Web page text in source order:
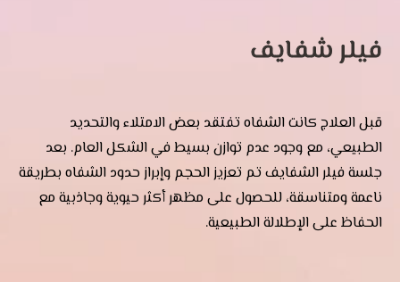
فيلر شفايف
قبل العلاج كانت الشفاه تفتقد بعض الامتلاء والتحديد
الطبيعي، مع وجود عدم توازن بسيط في الشكل العام. بعد
جلسة فيلر الشفايف تم تعزيز الحجم وإبراز حدود الشفاه بطريقة
ناعمة ومتناسقة، للحصول على مظهر أكثر حيوية وجاذبية مع
الحفاظ على الإطلالة الطبيعية.